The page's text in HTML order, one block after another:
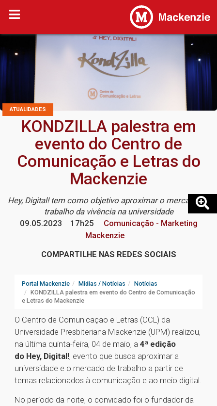
ATUALIDADES
KONDZILLA palestra em
evento do Centro de
Comunicação e Letras do
Mackenzie
Hey, Digital! tem como objetivo aproximar o mercado de
trabalho da vivência na universidade
09.05.2023
17h25
Comunicação - Marketing
Mackenzie
COMPARTILHE NAS REDES SOCIAIS
Portal Mackenzie Mídias / Notícias
Notícias
KONDZILLA palestra em evento do Centro de Comunicação
e Letras do Mackenzie
O Centro de Comunicação e Letras (CCL) da
Universidade Presbiteriana Mackenzie (UPM) realizou,
na última quinta-feira, 04 de maio, a 4ª edição
do Hey, Digital!, evento que busca aproximar a
universidade e o mercado de trabalho a partir de
temas relacionados à comunicação e ao meio digital.
No período da noite, o convidado foi o fundador da